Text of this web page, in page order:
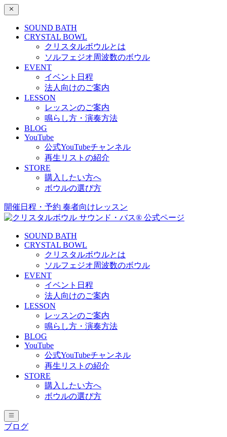
SOUND BATH
CRYSTAL BOWL
クリスタルボウルとは
ソルフェジオ周波数のボウル
EVENT
イベント日程
法人向けのご案内
LESSON
レッスンのご案内
鳴らし方・演奏方法
BLOG
YouTube
公式YouTubeチャンネル
再生リストの紹介
STORE
購入したい方へ
ボウルの選び方
開催日程・予約 奏者向けレッスン
SOUND BATH
CRYSTAL BOWL
クリスタルボウルとは
ソルフェジオ周波数のボウル
EVENT
イベント日程
法人向けのご案内
LESSON
レッスンのご案内
鳴らし方・演奏方法
BLOG
YouTube
公式YouTubeチャンネル
再生リストの紹介
STORE
購入したい方へ
ボウルの選び方
ブログ